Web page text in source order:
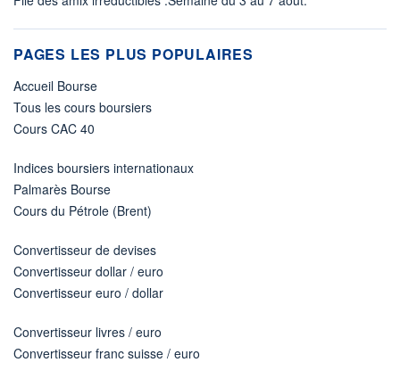
PAGES LES PLUS POPULAIRES
Accueil Bourse
Tous les cours boursiers
Cours CAC 40
Indices boursiers internationaux
Palmarès Bourse
Cours du Pétrole (Brent)
Convertisseur de devises
Convertisseur dollar / euro
Convertisseur euro / dollar
Convertisseur livres / euro
Convertisseur franc suisse / euro